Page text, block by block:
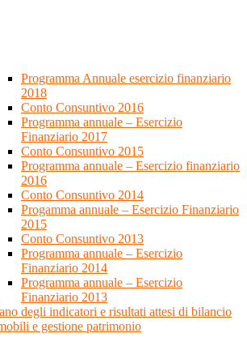
Programma Annuale esercizio finanziario
2018
Conto Consuntivo 2016
Programma annuale – Esercizio
Finanziario 2017
Conto Consuntivo 2015
Programma annuale – Esercizio finanziario
2016
Conto Consuntivo 2014
Progamma annuale – Esercizio Finanziario
2015
Conto Consuntivo 2013
Programma annuale – Esercizio
Finanziario 2014
Programma annuale – Esercizio
Finanziario 2013
degli indicatori e risultati attesi di bilancio
e gestione patrimonio